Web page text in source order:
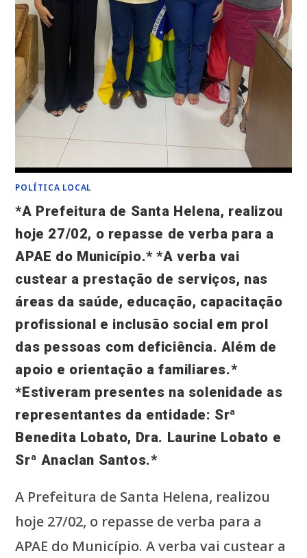
POLÍTICA LOCAL
*A Prefeitura de Santa Helena, realizou
hoje 27/02, o repasse de verba para a
APAE do Município.* *A verba vai
custear a prestação de serviços, nas
áreas da saúde, educação, capacitação
profissional e inclusão social em prol
das pessoas com deficiência. Além de
apoio e orientação a familiares.*
*Estiveram presentes na solenidade as
representantes da entidade: Srª
Benedita Lobato, Dra. Laurine Lobato e
Srª Anaclan Santos.*
A Prefeitura de Santa Helena, realizou
hoje 27/02, o repasse de verba para a
APAE do Município. A verba vai custear a